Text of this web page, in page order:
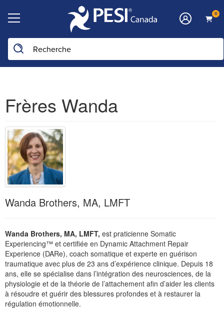
0
Frères Wanda
Wanda Brothers, MA, LMFT
Wanda Brothers, MA, LMFT, est praticienne Somatic
Experiencing™ et certifiée en Dynamic Attachment Repair
Experience (DARe), coach somatique et experte en guérison
traumatique avec plus de 23 ans d’expérience clinique. Depuis 18
ans, elle se spécialise dans l’intégration des neurosciences, de la
physiologie et de la théorie de l’attachement afin d’aider les clients
à résoudre et guérir des blessures profondes et à restaurer la
régulation émotionnelle.